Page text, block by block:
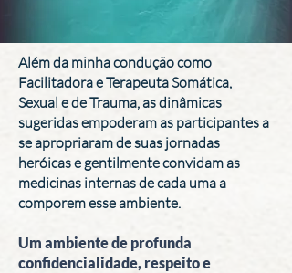
Além da minha condução como
Facilitadora e Terapeuta Somática,
Sexual e de Trauma, as dinâmicas
sugeridas empoderam as participantes a
se apropriaram de suas jornadas
heróicas e gentilmente convidam as
medicinas internas de cada uma a
comporem esse ambiente.
Um ambiente de profunda
confidencialidade, respeito e